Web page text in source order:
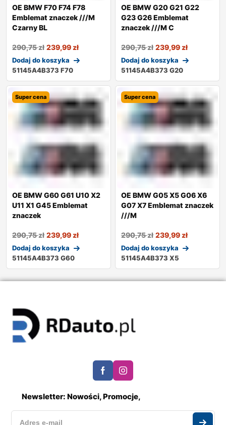
OE BMW F70 F74 F78
Emblemat znaczek ///M
Czarny BL
290,75zł 239,99zł
Dodaj do koszyka
51145A4B373 F70
OE BMW G20 G21 G22
G23 G26 Emblemat
znaczek ///M C
290,75zł 239,99zł
Dodaj do koszyka
51145A4B373 G20
Super cena
OE BMW G60 G61 U10 X2
U11 X1 G45 Emblemat
znaczek
290,75zł 239,99zł
Dodaj do koszyka
51145A4B373 G60
Super cena
OE BMW G05 X5 G06 X6
G07 X7 Emblemat znaczek
///M
290,75zł 239,99zł
Dodaj do koszyka
51145A4B373 X5
Newsletter: Nowości, Promocje,